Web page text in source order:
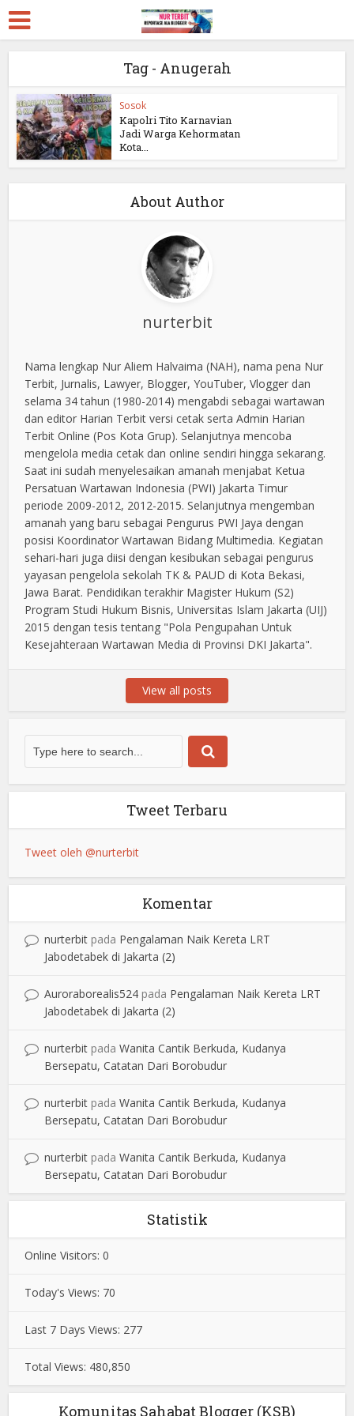
Tag - Anugerah
Sosok
Kapolri Tito Karnavian
Jadi Warga Kehormatan
Kota...
About Author
nurterbit
Nama lengkap Nur Aliem Halvaima (NAH), nama pena Nur
Terbit, Jurnalis, Lawyer, Blogger, YouTuber, Vlogger dan
selama 34 tahun (1980-2014) mengabdi sebagai wartawan
dan editor Harian Terbit versi cetak serta Admin Harian
Terbit Online (Pos Kota Grup). Selanjutnya mencoba
mengelola media cetak dan online sendiri hingga sekarang.
Saat ini sudah menyelesaikan amanah menjabat Ketua
Persatuan Wartawan Indonesia (PWI) Jakarta Timur
periode 2009-2012, 2012-2015. Selanjutnya mengemban
amanah yang baru sebagai Pengurus PWI Jaya dengan
posisi Koordinator Wartawan Bidang Multimedia. Kegiatan
sehari-hari juga diisi dengan kesibukan sebagai pengurus
yayasan pengelola sekolah TK & PAUD di Kota Bekasi,
Jawa Barat. Pendidikan terakhir Magister Hukum (S2)
Program Studi Hukum Bisnis, Universitas Islam Jakarta (UIJ)
2015 dengan tesis tentang "Pola Pengupahan Untuk
Kesejahteraan Wartawan Media di Provinsi DKI Jakarta".
View all posts
Tweet Terbaru
Tweet oleh @nurterbit
Komentar
nurterbit pada Pengalaman Naik Kereta LRT
Jabodetabek di Jakarta (2)
Auroraborealis524 pada Pengalaman Naik Kereta LRT
Jabodetabek di Jakarta (2)
nurterbit padaWanita Cantik Berkuda, Kudanya
Bersepatu, Catatan Dari Borobudur
nurterbit padaWanita Cantik Berkuda, Kudanya
Bersepatu, Catatan Dari Borobudur
nurterbit padaWanita Cantik Berkuda, Kudanya
Bersepatu, Catatan Dari Borobudur
Statistik
Online Visitors:0
Today's Views: 70
Last 7 Days Views: 277
Total Views: 480,850
Komunitas Sahabat Blogger (KSB)